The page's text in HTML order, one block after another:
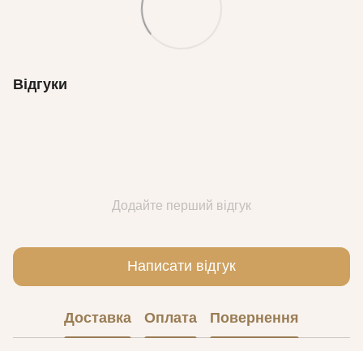
Відгуки
Додайте перший відгук
Написати відгук
Доставка Оплата Повернення